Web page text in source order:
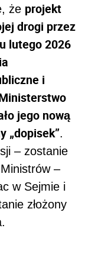
że projekt
drogi przez
lutego 2026
i
jego nową
„dopisek”.
– zostanie
–
w Sejmie i
złożony